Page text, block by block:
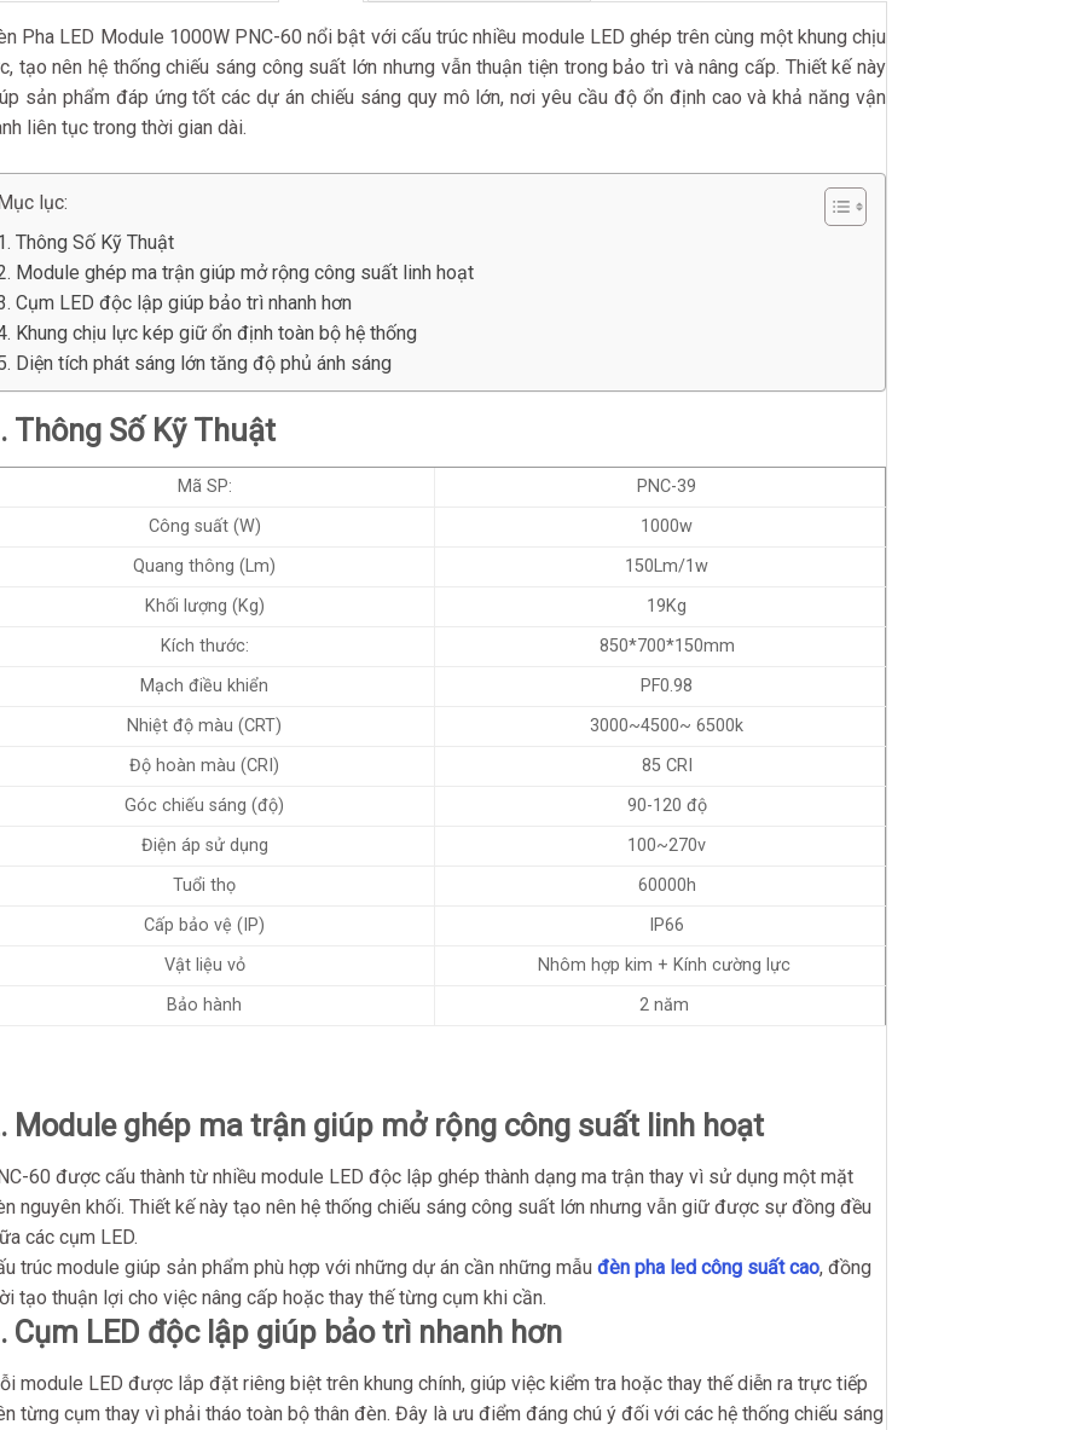
Pha LED Module 1000W PNC-60 nổi bật với cấu trúc nhiều module LED ghép trên cùng một khung chịu
tạo nên hệ thống chiếu sáng công suất lớn nhưng vẫn thuận tiện trong bảo trì và nâng cấp. Thiết kế này
sản phẩm đáp ứng tốt các dự án chiếu sáng quy mô lớn, nơi yêu cầu độ ổn định cao và khả năng vận
liên tục trong thời gian dài.
lục:
Thông Số Kỹ Thuật
Module ghép ma trận giúp mở rộng công suất linh hoạt
Cụm LED độc lập giúp bảo trì nhanh hơn
Khung chịu lực kép giữ ổn định toàn bộ hệ thống
Diện tích phát sáng lớn tăng độ phủ ánh sáng
Thông Số Kỹ Thuật
Mã SP:
PNC-39
Công suất (W)
1000w
Quang thông (Lm)
150Lm/1w
Khối lượng (Kg)
19Kg
Kích thước:
850*700*150mm
Mạch điều khiển
PF0.98
Nhiệt độ màu (CRT)
3000~4500~ 6500k
Độ hoàn màu (CRI)
85 CRI
Góc chiếu sáng (độ)
90-120 độ
Điện áp sử dụng
100~270v
Tuổi thọ
60000h
Cấp bảo vệ (IP)
IP66
Vật liệu vỏ
Nhôm hợp kim + Kính cường lực
Bảo hành
2 năm
Module ghép ma trận giúp mở rộng công suất linh hoạt
60 được cấu thành từ nhiều module LED độc lập ghép thành dạng ma trận thay vì sử dụng một mặt
nguyên khối. Thiết kế này tạo nên hệ thống chiếu sáng công suất lớn nhưng vẫn giữ được sự đồng đều
các cụm LED.
trúc module giúp sản phẩm phù hợp với những dự án cần những mẫu đèn pha led công suất cao, đồng
tạo thuận lợi cho việc nâng cấp hoặc thay thế từng cụm khi cần.
Cụm LED độc lập giúp bảo trì nhanh hơn
module LED được lắp đặt riêng biệt trên khung chính, giúp việc kiểm tra hoặc thay thế diễn ra trực tiếp
từng cụm thay vì phải tháo toàn bộ thân đèn. Đây là ưu điểm đáng chú ý đối với các hệ thống chiếu sáng